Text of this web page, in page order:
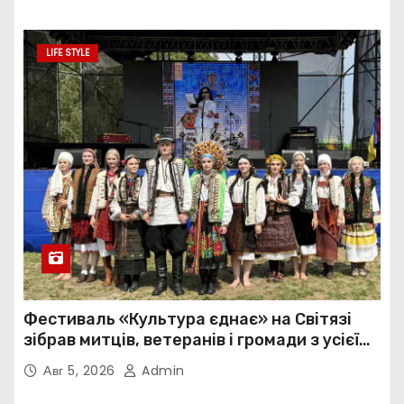
LIFE STYLE
Фестиваль «Культура єднає» на Світязі
зібрав митців, ветеранів і громади з усієї
України
Авг 5, 2026 Admin